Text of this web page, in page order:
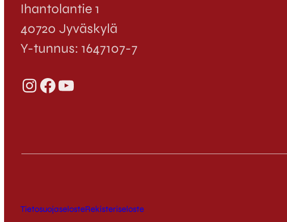
Ihantolantie 1
40720 Jyväskylä
Y-tunnus: 1647107-7
InstagramFacebook YouTube
TietosuojaselosteRekisteriseloste